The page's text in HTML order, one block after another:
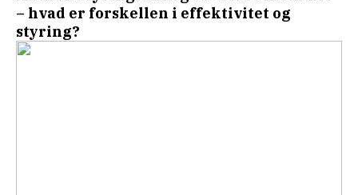
– hvad er forskellen i effektivitet og
styring?